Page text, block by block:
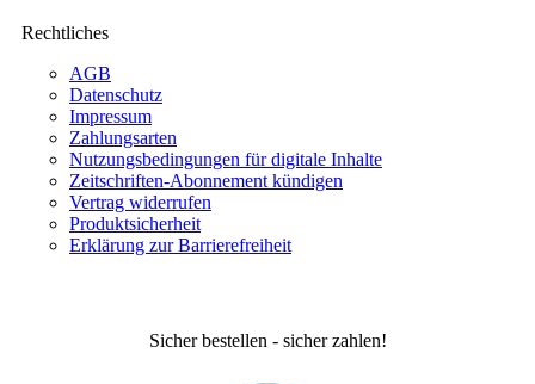
Rechtliches
AGB
Datenschutz
Impressum
Zahlungsarten
Nutzungsbedingungen für digitale Inhalte
Zeitschriften-Abonnement kündigen
Vertrag widerrufen
Produktsicherheit
Erklärung zur Barrierefreiheit
Sicher bestellen - sicher zahlen!